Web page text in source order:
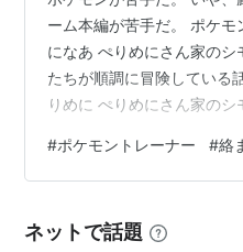
ーム本編が苦手だ。 ポケ
になあ ぺりめにさん家の
たちが順調に冒険している
りめに ぺりめにさん家の
んで、寒かったじゃないで
前）。 朝の最低気温8度で
腹痛いんですよ。でも眠い
#ポケモントレーナー #絡
ネットで話題